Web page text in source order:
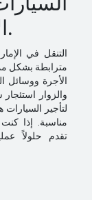
الإمارات العربية المتحدة.
التنقل في
مترابطة بشكل
الأجرة ووسائل
والزوار
مناسبة. إذا